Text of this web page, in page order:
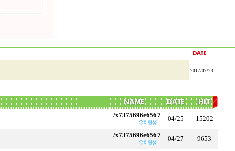
2017/07/23
/x7375696e6567 04/25 15202
/x7375696e6567 04/27 9653